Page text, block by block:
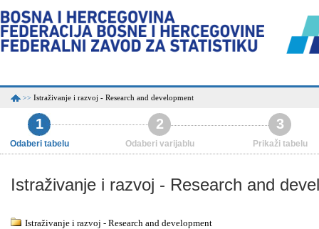
>> Istraživanje i razvoj - Research and development
1
Odaberi tabelu
2
Odaberi varijablu
3
Prikaži tabelu
Istraživanje i razvoj - Research and
Istraživanje i razvoj - Research and development